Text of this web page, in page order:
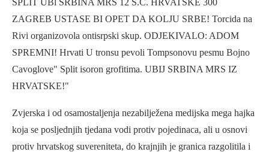
Zvjerska i od osamostaljenja nezabilježena medijska mega hajka
koja se posljednjih tjedana vodi protiv pojedinaca, ali u osnovi
protiv hrvatskog suvereniteta, do krajnjih je granica razgolitila i